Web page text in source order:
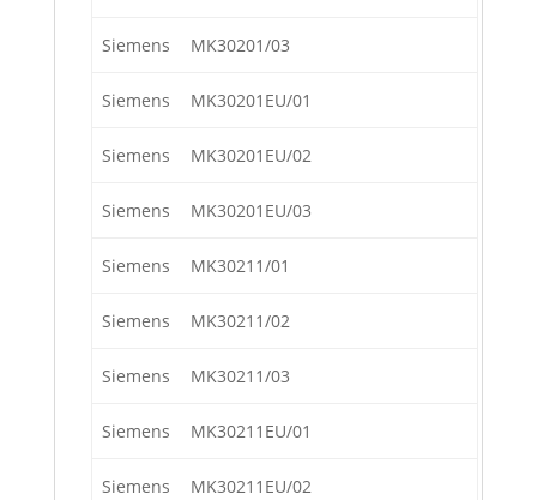
Siemens MK30201/03
Siemens MK30201EU/01
Siemens MK30201EU/02
Siemens MK30201EU/03
Siemens MK30211/01
Siemens MK30211/02
Siemens MK30211/03
Siemens MK30211EU/01
Siemens MK30211EU/02